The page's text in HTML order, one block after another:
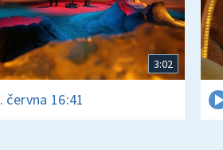
3:02
června 16:41